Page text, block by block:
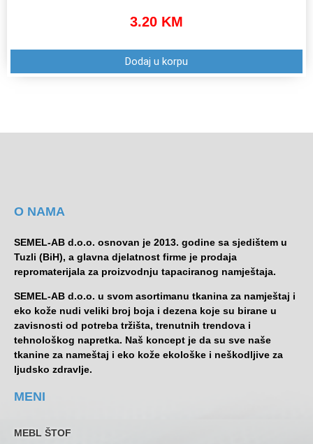
3.20 KM
Dodaj u korpu
O NAMA
SEMEL-AB d.o.o. osnovan je 2013. godine sa sjedištem u
Tuzli (BiH), a glavna djelatnost firme je prodaja
repromaterijala za proizvodnju tapaciranog namještaja.
SEMEL-AB d.o.o. u svom asortimanu tkanina za namještaj i
eko kože nudi veliki broj boja i dezena koje su birane u
zavisnosti od potreba tržišta, trenutnih trendova i
tehnološkog napretka. Naš koncept je da su sve naše
tkanine za nameštaj i eko kože ekološke i neškodljive za
ljudsko zdravlje.
MENI
MEBL ŠTOF